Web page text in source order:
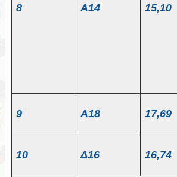
8 Α14 15,10
9 Α18 17,69
10 Δ16 16,74